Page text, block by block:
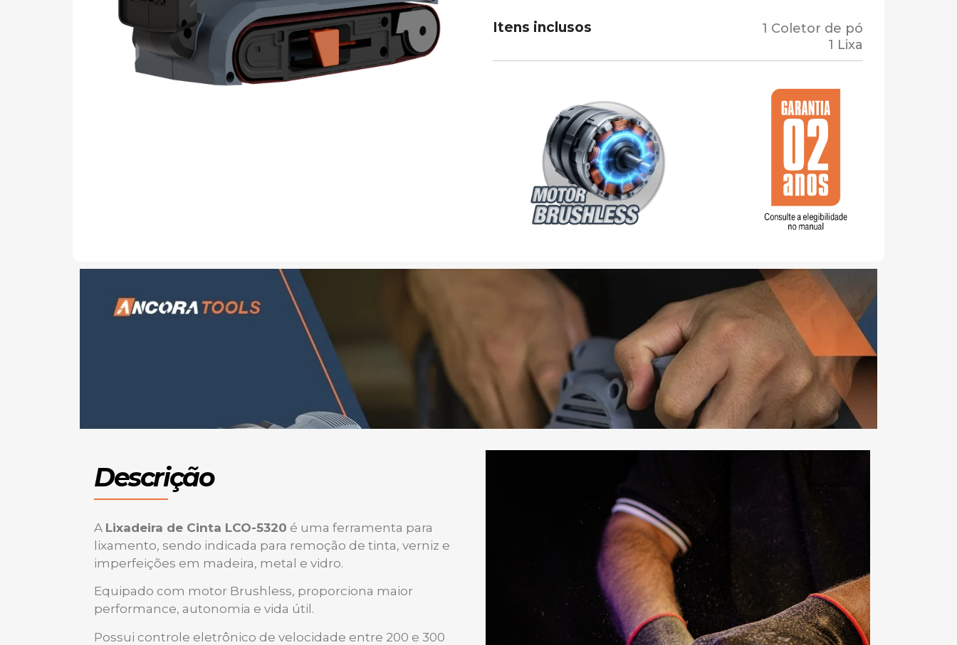
Itens inclusos
1 Coletor de pó
1 Lixa
Descrição
A Lixadeira de Cinta LCO-5320 é uma ferramenta para
lixamento, sendo indicada para remoção de tinta, verniz e
imperfeições em madeira, metal e vidro.
Equipado com motor Brushless, proporciona maior
performance, autonomia e vida útil.
Possui controle eletrônico de velocidade entre 200 e 300